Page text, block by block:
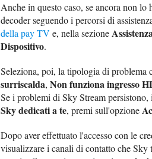
Anche in questo caso, se ancora non
decoder seguendo i percorsi di
della pay TV e, nella sezione
Dispositivo.
Seleziona, poi, la tipologia di problema
surriscalda, Non funziona ingresso
Se i problemi di Sky Stream
Sky dedicati a te, premi sull'opzione
Dopo aver effettuato l'accesso con le
visualizzare i canali di contatto che